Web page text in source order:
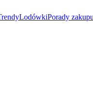
LodówkiPorady